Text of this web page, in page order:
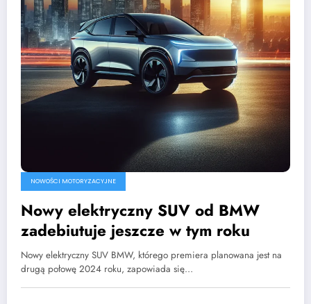
NOWOŚCI MOTORYZACYJNE
Nowy elektryczny SUV od BMW
zadebiutuje jeszcze w tym roku
Nowy elektryczny SUV BMW, którego premiera planowana jest na
drugą połowę 2024 roku, zapowiada się…